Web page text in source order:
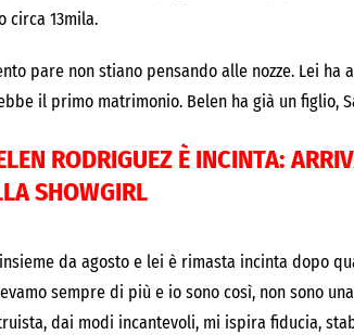
circa 13mila.
pare non stiano pensando alle nozze. Lei ha
il primo matrimonio. Belen ha già un figlio,
RODRIGUEZ È INCINTA:
SHOWGIRL
da agosto e lei è rimasta incinta dopo
sempre di più e io sono così, non sono
dai modi incantevoli, mi ispira fiducia,